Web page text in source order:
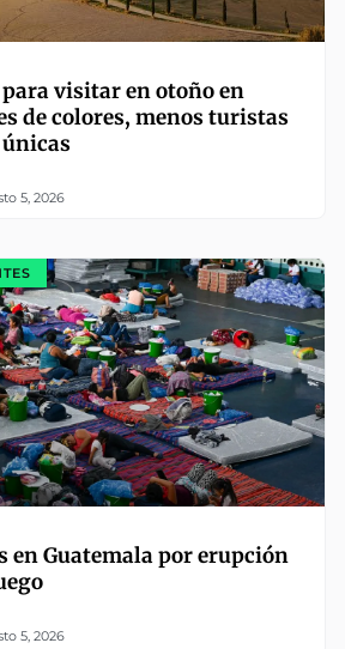
visitar en otoño en
de colores, menos turistas
5, 2026
en Guatemala por erupción
5, 2026